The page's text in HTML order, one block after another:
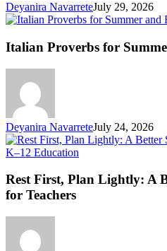
Deyanira NavarreteJuly 29, 2026
Italian Proverbs for
Deyanira NavarreteJuly 24, 2026
K–12 Education
Plan
Lightly:
Rest First, Plan Lightly: A
for Teachers